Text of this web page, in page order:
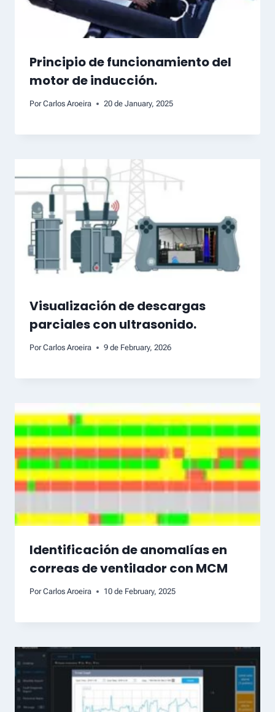
Principio de funcionamiento del
motor de inducción.
Por Carlos Aroeira 20 de January, 2025
Visualización de descargas
parciales con ultrasonido.
Por Carlos Aroeira 9 de February, 2026
Identificación de anomalías en
correas de ventilador con MCM
Por Carlos Aroeira 10 de February, 2025